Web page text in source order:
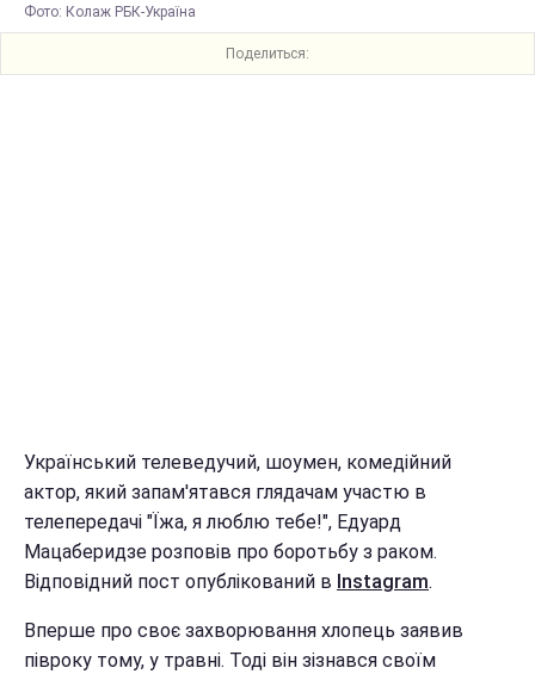
Фото: Колаж РБК-Україна
Поделиться:
Український телеведучий, шоумен, комедійний
актор, який запам'ятався глядачам участю в
телепередачі "Їжа, я люблю тебе!", Едуард
Мацаберидзе розповів про боротьбу з раком.
Відповідний пост опублікований в Instagram.
Вперше про своє захворювання хлопець заявив
півроку тому, у травні. Тоді він зізнався своїм